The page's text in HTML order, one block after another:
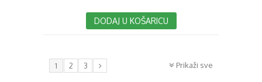
DODAJ U KOŠARICU
Prikaži sve
1 2 3